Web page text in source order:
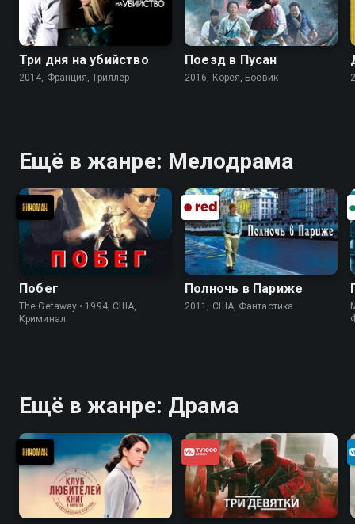
Три дня на убийство
2014, Франция, Триллер
Поезд в Пусан
2016, Корея, Боевик
Ещё в жанре: Мелодрама
Побег
The Getaway • 1994, США,
Криминал
Полночь в Париже
2011, США, Фантастика
Ещё в жанре: Драма